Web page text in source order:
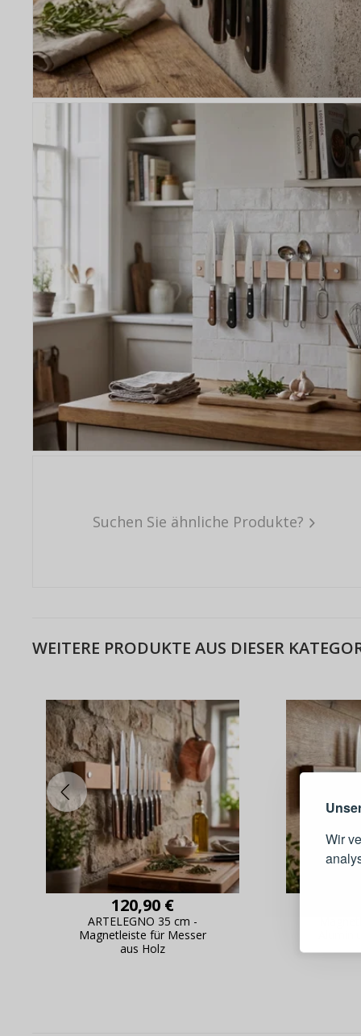
Wir
Suchen Sie ähnliche Produkte?
WEITERE PRODUKTE AUS DIESER
120,90 €
ARTELEGNO 35 cm -
Magnetleiste für Messer
aus Holz
Live-